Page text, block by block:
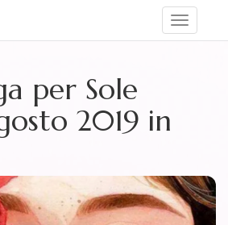
Toggle
per Sole
2019 in